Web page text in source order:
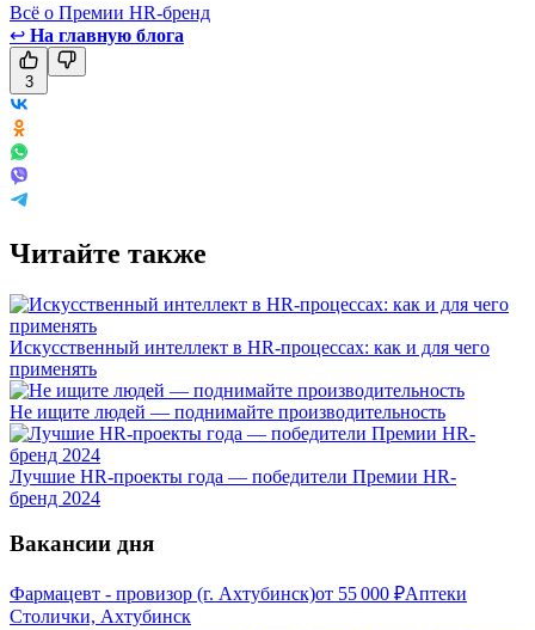
Всё о Премии HR-бренд
↩ На главную блога
3
Читайте также
Искусственный интеллект в HR-процессах: как и для чего
применять
Не ищите людей — поднимайте производительность
Лучшие HR-проекты года — победители Премии HR-
бренд 2024
Вакансии дня
Фармацевт - провизор (г. Ахтубинск)от 55 000 ₽Аптеки
Столички, Ахтубинск